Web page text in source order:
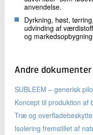
anvendelse.
Dyrkning, høst,
udvinding af
og markedsopbygning
Andre dokumenter
SUBLEEM – generisk
Koncept til produktion
Træ og
Isolering fremstillet af